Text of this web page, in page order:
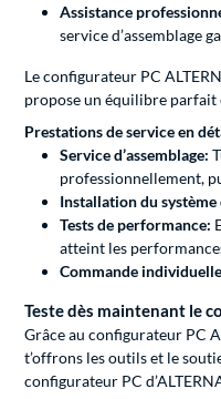
Assistance
service d’assemblage
Le configurateur PC
propose un équilibre parfait
Prestations de service en
Service d’assemblage:
professionnellement,
Installation du système
Tests de performance:
atteint les
Commande
Teste dès maintenant le
Grâce au configurateur PC
t’offrons les outils et le
configurateur PC